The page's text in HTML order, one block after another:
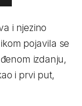
i njezino
pojavila se
izdanju,
i prvi put,